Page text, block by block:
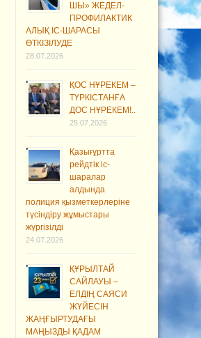
ШЫ» ЖЕДЕЛ-
ПРОФИЛАКТИК
АЛЫҚ ІС-ШАРАСЫ
ӨТКІЗІЛУДЕ
28.07.2026
ҚОС НҰРЕКЕМ –
ТҮРКІСТАНҒА
ДОС НҰРЕКЕМ!..
25.07.2026
Қазығұртта
рейдтік іс-
шаралар
алдында
полиция қызметкерлеріне
түсіндіру жұмыстары
жүргізілді
24.07.2026
ҚҰРЫЛТАЙ
САЙЛАУЫ –
ЕЛДІҢ САЯСИ
ЖҮЙЕСІН
ЖАҢҒЫРТУДАҒЫ
МАҢЫЗДЫ ҚАДАМ